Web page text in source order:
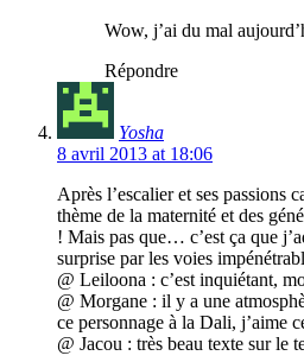
Wow, j’ai du mal
Répondre
Yosha
8 avril 2013 at 18:06
Après l’escalier et ses passions
thème de la maternité et des
! Mais pas que… c’est ça que
surprise par les voies
@ Leiloona : c’est inquiétant,
@ Morgane : il y a une
ce personnage à la Dali, j’aime
@ Jacou : très beau texte sur le